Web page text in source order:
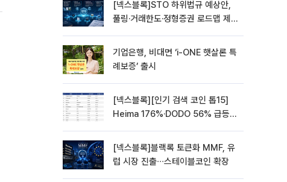
[넥스블록]STO 하위법규 예상안,
풀링·거래한도·정형증권 로드맵 제
기업은행, 비대면 ‘i-ONE 햇살론 특
례보증’ 출시
[넥스블록][인기 검색 코인 톱15]
Heima 176%·DODO 56% 급등…
[넥스블록]블랙록 토큰화 MMF, 유
럽 시장 진출∙∙∙스테이블코인 확장